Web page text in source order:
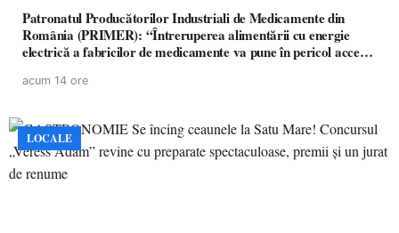
Patronatul Producătorilor Industriali de Medicamente din
România (PRIMER): “Întreruperea alimentării cu energie
electrică a fabricilor de medicamente va pune în pericol accesul
acum 14 ore
LOCALE